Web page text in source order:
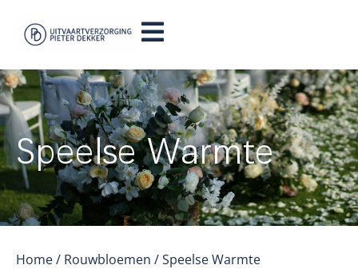
Speelse Warmte
Home/ Rouwbloemen / Speelse Warmte